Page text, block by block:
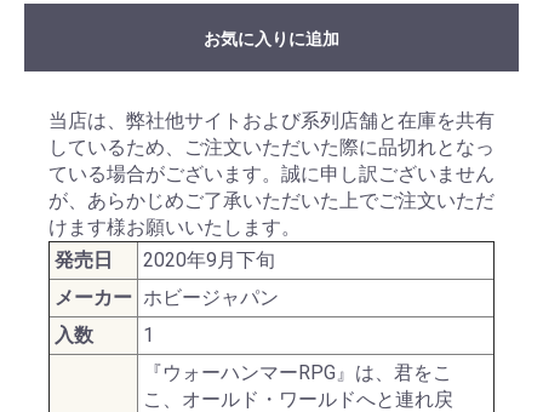
お気に入りに追加
当店は、弊社他サイトおよび系列店舗と在庫を共有
しているため、ご注文いただいた際に品切れとなっ
ている場合がございます。誠に申し訳ございません
が、あらかじめご了承いただいた上でご注文いただ
けます様お願いいたします。
発売日
2020年9月下旬
メーカー ホビージャパン
入数
1
『ウォーハンマーRPG』は、君をこ
こ、オールド・ワールドへと連れ戻